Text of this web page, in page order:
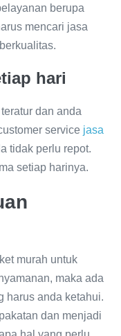
berupa
mencari jasa
hari
dan anda
service jasa
tidak perlu repot.
setiap harinya.
murah untuk
maka ada
harus anda ketahui.
dan menjadi